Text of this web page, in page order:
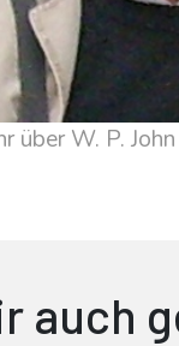
über W. P. John
auch